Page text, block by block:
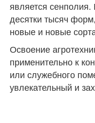
является
десятки тысяч
новые и новые
Освоение
применительно к
или служебного
увлекательный и